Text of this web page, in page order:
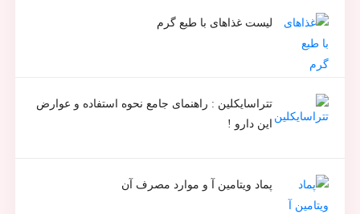
لیست غذاهای با طبع گرم
تتراسایکلین : راهنمای جامع نحوه استفاده و عوارض
این دارو !
پماد ویتامین آ و موارد مصرف آن